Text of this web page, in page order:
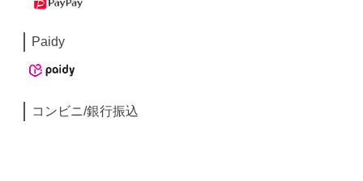
Paidy
コンビニ/銀行振込